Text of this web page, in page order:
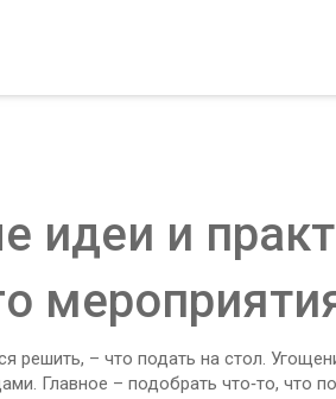
идеи и
решить, – что подать на стол.
Главное – подобрать что‑то, что